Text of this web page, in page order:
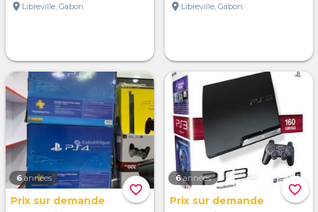
location_on Libreville, Gabon
location_on Libreville, Gabon
favorite_border
6 années
Prix sur demande
favorite_border
6 années
Prix sur demande